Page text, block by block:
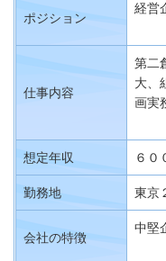
ポジション
経営
仕事内容
第二
大、
画実
想定年収 ６０
勤務地 東京
会社の特徴
中堅